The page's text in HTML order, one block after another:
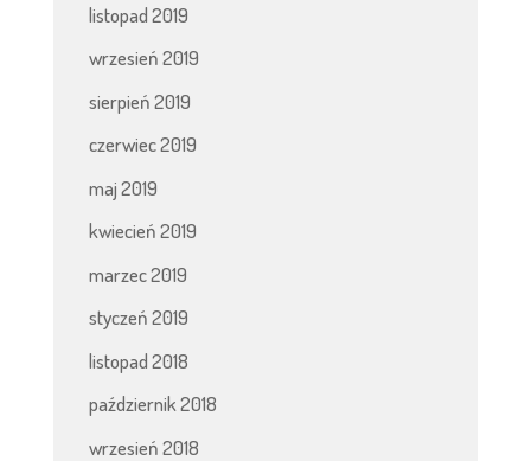
listopad 2019
wrzesień 2019
sierpień 2019
czerwiec 2019
maj 2019
kwiecień 2019
marzec 2019
styczeń 2019
listopad 2018
październik 2018
wrzesień 2018